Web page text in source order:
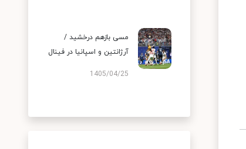
مسی بازهم درخشید /
آرژانتین و اسپانیا در فینال
1405/04/25